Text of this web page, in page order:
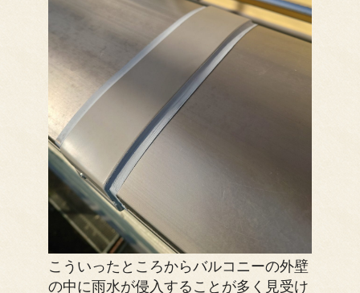
こういったところからバルコニーの外壁
の中に雨水が侵入することが多く見受け